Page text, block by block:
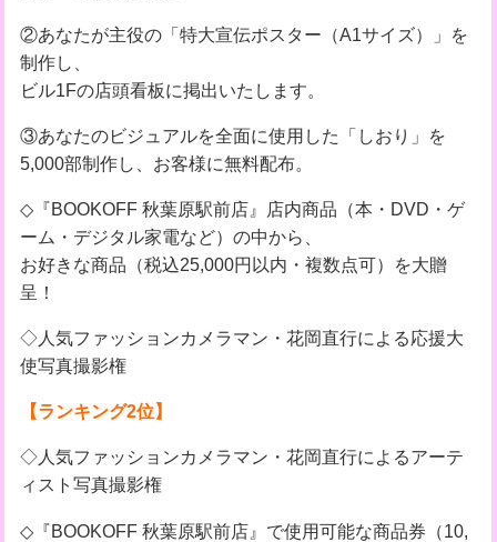
②あなたが主役の「特大宣伝ポスター（A1サイズ）」を
制作し、
ビル1Fの店頭看板に掲出いたします。
③あなたのビジュアルを全面に使用した「しおり」を
5,000部制作し、お客様に無料配布。
◇『BOOKOFF 秋葉原駅前店』店内商品（本・DVD・ゲ
ーム・デジタル家電など）の中から、
お好きな商品（税込25,000円以内・複数点可）を大贈
呈！
◇人気ファッションカメラマン・花岡直行による応援大
使写真撮影権
【ランキング2位】
◇人気ファッションカメラマン・花岡直行によるアーテ
ィスト写真撮影権
◇『BOOKOFF 秋葉原駅前店』で使用可能な商品券（10,